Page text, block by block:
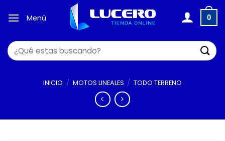
Menú 0
Buscar
por:
INICIO / MOTOS LINEALES / TODO TERRENO